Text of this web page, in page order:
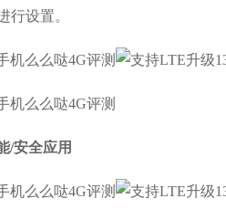
行设置。
/安全应用